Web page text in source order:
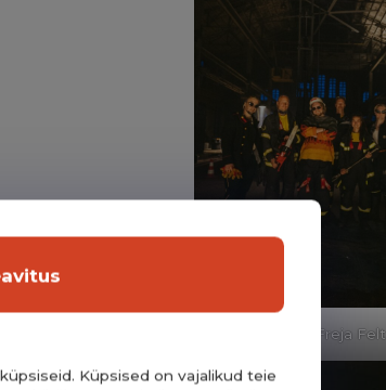
Küpsised on vajalikud teie
näiteks
ka terviklahendusi
tagamaks
@ Kadi Freja Felt